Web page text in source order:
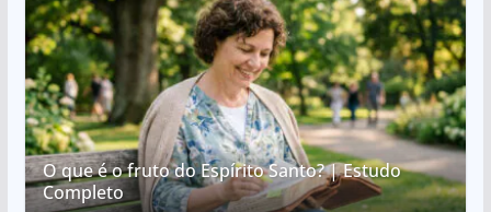
O que é o fruto do Espírito Santo? | Estudo
Completo